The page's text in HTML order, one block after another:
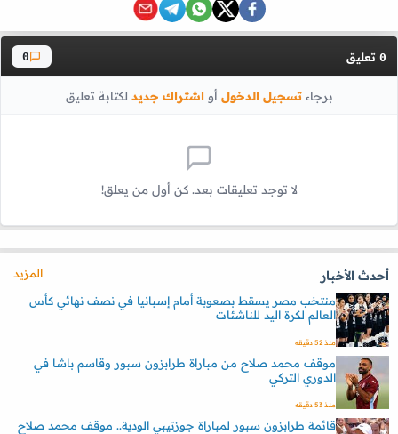
0 تعليق 0
برجاءتسجيل الدخول أواشتراك جديد لكتابة تعليق
لا توجد تعليقات بعد. كن أول من يعلق!
أحدث الأخبار
المزيد
منتخب مصر يسقط بصعوبة أمام إسبانيا في نصف نهائي كأس
العالم لكرة اليد للناشئات
منذ 52 دقيقه
موقف محمد صلاح من مباراة طرابزون سبور وقاسم باشا في
الدوري التركي
منذ 53 دقيقه
قائمة طرابزون سبور لمباراة جوزتيبي الودية.. موقف محمد صلاح